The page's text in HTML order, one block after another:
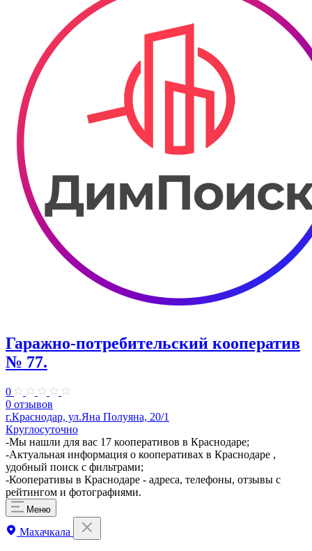
Гаражно-потребительский кооператив
№ 77.
0
0 отзывов
г.Краснодар, ул.Яна Полуяна, 20/1
Круглосуточно
-Мы нашли для вас 17 кооперативов в Краснодаре;
-Актуальная информация о кооперативах в Краснодаре ,
удобный поиск с фильтрами;
-Кооперативы в Краснодаре - адреса, телефоны, отзывы с
рейтингом и фотографиями.
Меню
Махачкала